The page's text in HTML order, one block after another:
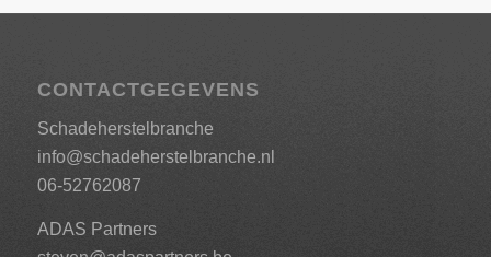
CONTACTGEGEVENS
Schadeherstelbranche
info@schadeherstelbranche.nl
06-52762087
ADAS Partners